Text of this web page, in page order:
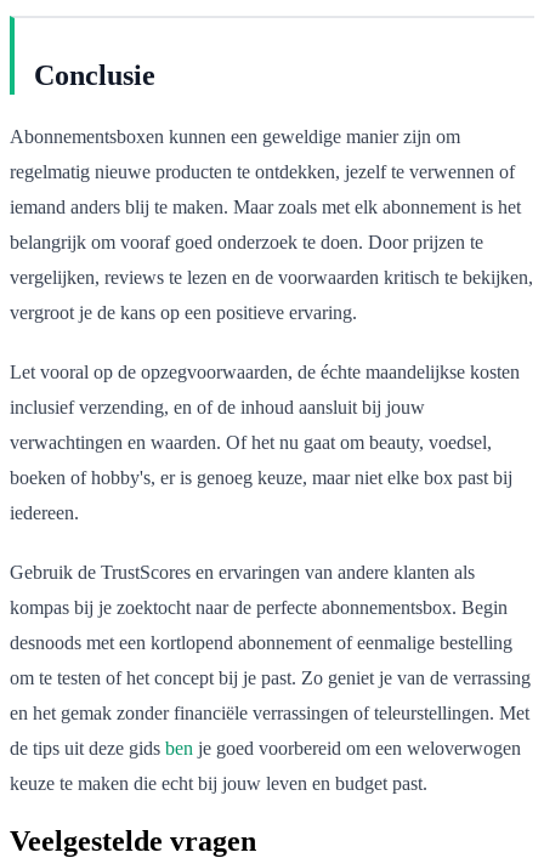
Conclusie
Abonnementsboxen kunnen een geweldige manier zijn om
regelmatig nieuwe producten te ontdekken, jezelf te verwennen of
iemand anders blij te maken. Maar zoals met elk abonnement is het
belangrijk om vooraf goed onderzoek te doen. Door prijzen te
vergelijken, reviews te lezen en de voorwaarden kritisch te bekijken,
vergroot je de kans op een positieve ervaring.
Let vooral op de opzegvoorwaarden, de échte maandelijkse kosten
inclusief verzending, en of de inhoud aansluit bij jouw
verwachtingen en waarden. Of het nu gaat om beauty, voedsel,
boeken of hobby's, er is genoeg keuze, maar niet elke box past bij
iedereen.
Gebruik de TrustScores en ervaringen van andere klanten als
kompas bij je zoektocht naar de perfecte abonnementsbox. Begin
desnoods met een kortlopend abonnement of eenmalige bestelling
om te testen of het concept bij je past. Zo geniet je van de verrassing
en het gemak zonder financiële verrassingen of teleurstellingen. Met
de tips uit deze gids ben je goed voorbereid om een weloverwogen
keuze te maken die echt bij jouw leven en budget past.
Veelgestelde vragen